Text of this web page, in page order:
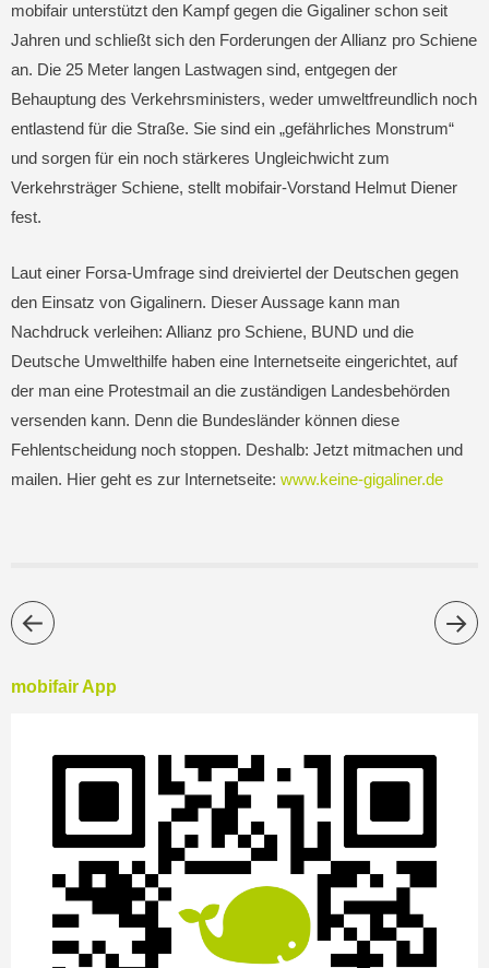
mobifair unterstützt den Kampf gegen die Gigaliner schon seit
Jahren und schließt sich den Forderungen der Allianz pro Schiene
an. Die 25 Meter langen Lastwagen sind, entgegen der
Behauptung des Verkehrsministers, weder umweltfreundlich noch
entlastend für die Straße. Sie sind ein „gefährliches Monstrum“
und sorgen für ein noch stärkeres Ungleichwicht zum
Verkehrsträger Schiene, stellt mobifair-Vorstand Helmut Diener
fest.
Laut einer Forsa-Umfrage sind dreiviertel der Deutschen gegen
den Einsatz von Gigalinern. Dieser Aussage kann man
Nachdruck verleihen: Allianz pro Schiene, BUND und die
Deutsche Umwelthilfe haben eine Internetseite eingerichtet, auf
der man eine Protestmail an die zuständigen Landesbehörden
versenden kann. Denn die Bundesländer können diese
Fehlentscheidung noch stoppen. Deshalb: Jetzt mitmachen und
mailen. Hier geht es zur Internetseite: www.keine-gigaliner.de
mobifair App